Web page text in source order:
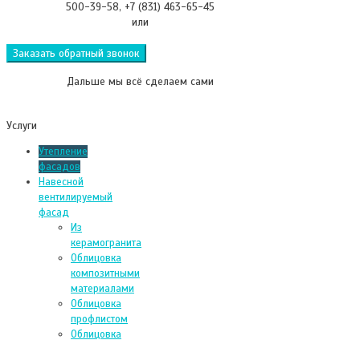
500-39-58, +7 (831) 463-65-45
или
Заказать обратный звонок
Дальше мы всё сделаем сами
Услуги
Утепление
фасадов
Навесной
вентилируемый
фасад
Из
керамогранита
Облицовка
композитными
материалами
Облицовка
профлистом
Облицовка